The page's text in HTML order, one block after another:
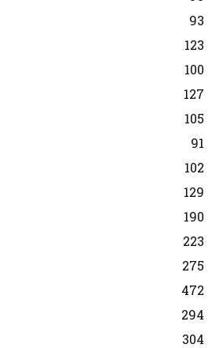
93
123
100
127
105
91
102
129
190
223
275
472
294
304